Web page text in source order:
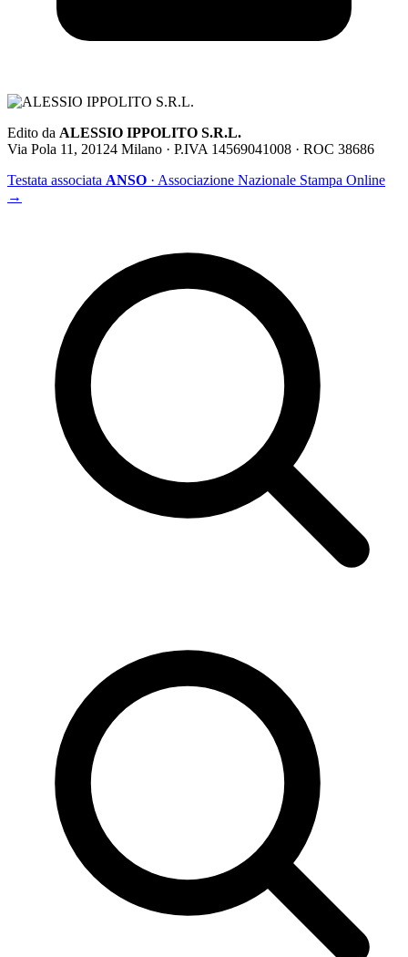
Edito da ALESSIO IPPOLITO S.R.L.
Via Pola 11, 20124 Milano · P.IVA 14569041008 · ROC 38686
Testata associata ANSO · Associazione Nazionale Stampa Online
→